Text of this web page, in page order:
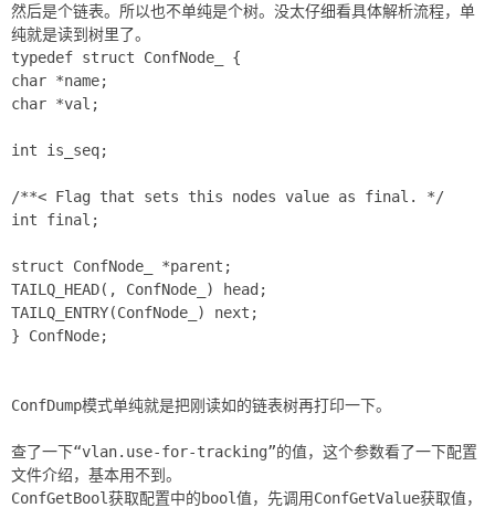
然后是个链表。所以也不单纯是个树。没太仔细看具体解析流程，单
纯就是读到树里了。
typedef struct ConfNode_ {
char *name;
char *val;
int is_seq;
/**< Flag that sets this nodes value as final. */
int final;
struct ConfNode_ *parent;
TAILQ_HEAD(, ConfNode_) head;
TAILQ_ENTRY(ConfNode_) next;
} ConfNode;
ConfDump模式单纯就是把刚读如的链表树再打印一下。
查了一下“vlan.use-for-tracking”的值，这个参数看了一下配置
文件介绍，基本用不到。
ConfGetBool获取配置中的bool值，先调用ConfGetValue获取值，